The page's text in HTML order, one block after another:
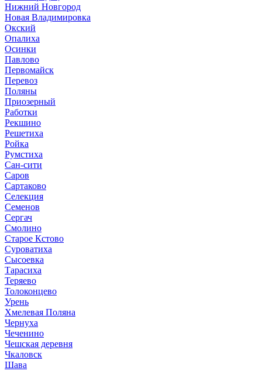
Нижний Новгород
Новая Владимировка
Окский
Опалиха
Осинки
Павлово
Первомайск
Перевоз
Поляны
Приозерный
Работки
Рекшино
Решетиха
Ройка
Румстиха
Сан-сити
Саров
Сартаково
Селекция
Семенов
Сергач
Смолино
Старое Кстово
Суроватиха
Сысоевка
Тарасиха
Теряево
Толоконцево
Урень
Хмелевая Поляна
Чернуха
Чеченино
Чешская деревня
Чкаловск
Шава